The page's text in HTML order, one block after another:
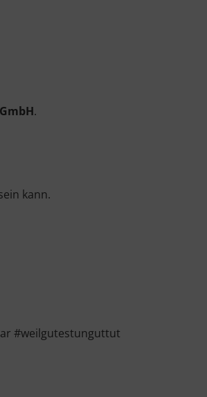
.
kann.
#weilgutestunguttut